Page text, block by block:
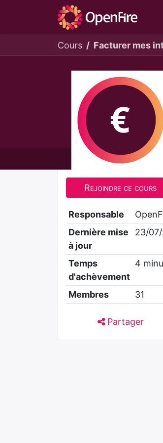
Cours Facturer mes
Rejoindre ce cours
Responsable
Dernière mise
à jour
23/
Temps
d'achèvement
4
Membres 31
Partager